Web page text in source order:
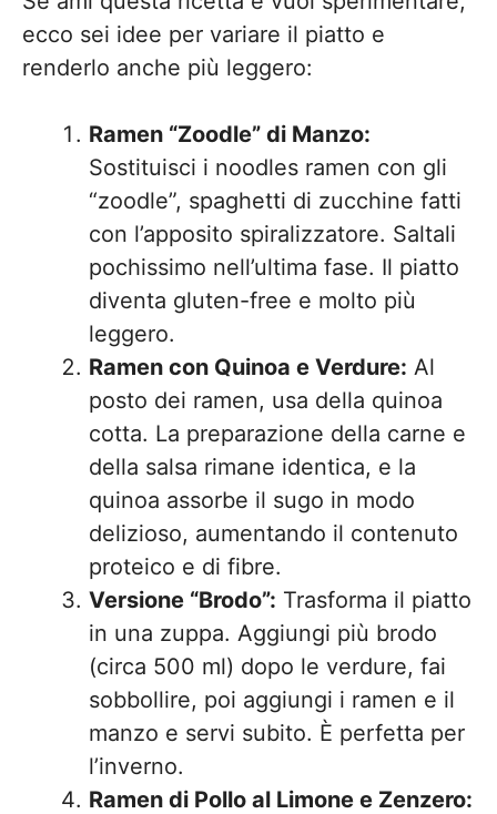
ecco sei idee per variare il piatto e
renderlo anche più leggero:
Ramen “Zoodle” di Manzo:
Sostituisci i noodles ramen con gli
“zoodle”, spaghetti di zucchine fatti
con l’apposito spiralizzatore. Saltali
pochissimo nell’ultima fase. Il piatto
diventa gluten-free e molto più
leggero.
Ramen con Quinoa e Verdure: Al
posto dei ramen, usa della quinoa
cotta. La preparazione della carne e
della salsa rimane identica, e la
quinoa assorbe il sugo in modo
delizioso, aumentando il contenuto
proteico e di fibre.
Versione “Brodo”: Trasforma il piatto
in una zuppa. Aggiungi più brodo
(circa 500 ml) dopo le verdure, fai
sobbollire, poi aggiungi i ramen e il
manzo e servi subito. È perfetta per
l’inverno.
Ramen di Pollo al Limone e Zenzero: